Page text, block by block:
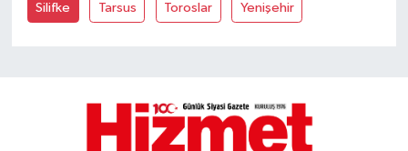
Silifke Tarsus Toroslar Yenişehir